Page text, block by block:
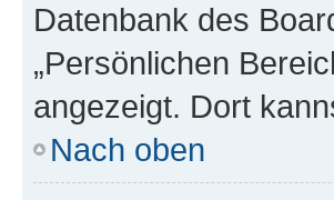
Datenbank des
„Persönlichen
angezeigt. Dort
Nach oben